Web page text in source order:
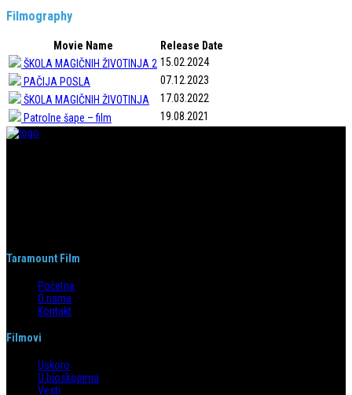
Filmography
Movie Name
Release Date
ŠKOLA MAGIČNIH ŽIVOTINJA 2 15.02.2024
PAČIJA POSLA
07.12.2023
ŠKOLA MAGIČNIH ŽIVOTINJA
17.03.2022
Patrolne šape – film
19.08.2021
Taramount Film
Početna
O nama
Kontakt
Filmovi
Uskoro
U bioskopima
Vesti